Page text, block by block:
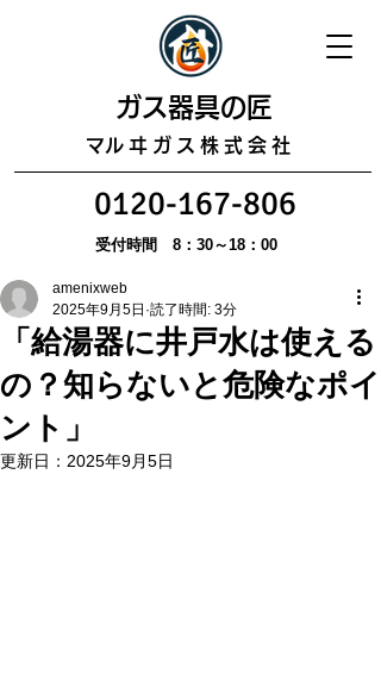
​ガス器具の匠
​マルヰガス株式会社
0120-167-806
受付時間 8：30～18：00
「給湯器に井戸水は使える
の？知らないと危険なポイ
ント」
amenixweb
2025年9月5日 読了時間: 3分
更新日： 2025年9月5日